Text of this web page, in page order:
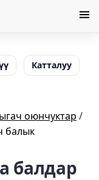
Катталуу
оюнчуктар /
балык
балдар